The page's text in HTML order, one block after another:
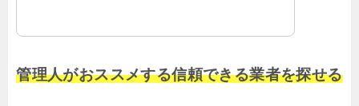
管理人がおススメする信頼できる業者を探せる